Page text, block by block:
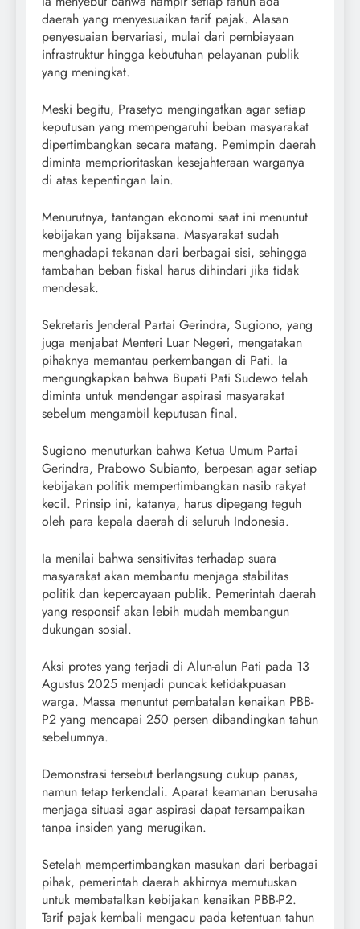
daerah yang menyesuaikan tarif pajak. Alasan
penyesuaian bervariasi, mulai dari pembiayaan
infrastruktur hingga kebutuhan pelayanan publik
yang meningkat.
Meski begitu, Prasetyo mengingatkan agar setiap
keputusan yang mempengaruhi beban masyarakat
dipertimbangkan secara matang. Pemimpin daerah
diminta memprioritaskan kesejahteraan warganya
di atas kepentingan lain.
Menurutnya, tantangan ekonomi saat ini menuntut
kebijakan yang bijaksana. Masyarakat sudah
menghadapi tekanan dari berbagai sisi, sehingga
tambahan beban fiskal harus dihindari jika tidak
mendesak.
Sekretaris Jenderal Partai Gerindra, Sugiono, yang
juga menjabat Menteri Luar Negeri, mengatakan
pihaknya memantau perkembangan di Pati. Ia
mengungkapkan bahwa Bupati Pati Sudewo telah
diminta untuk mendengar aspirasi masyarakat
sebelum mengambil keputusan final.
Sugiono menuturkan bahwa Ketua Umum Partai
Gerindra, Prabowo Subianto, berpesan agar setiap
kebijakan politik mempertimbangkan nasib rakyat
kecil. Prinsip ini, katanya, harus dipegang teguh
oleh para kepala daerah di seluruh Indonesia.
Ia menilai bahwa sensitivitas terhadap suara
masyarakat akan membantu menjaga stabilitas
politik dan kepercayaan publik. Pemerintah daerah
yang responsif akan lebih mudah membangun
dukungan sosial.
Aksi protes yang terjadi di Alun-alun Pati pada 13
Agustus 2025 menjadi puncak ketidakpuasan
warga. Massa menuntut pembatalan kenaikan PBB-
P2 yang mencapai 250 persen dibandingkan tahun
sebelumnya.
Demonstrasi tersebut berlangsung cukup panas,
namun tetap terkendali. Aparat keamanan berusaha
menjaga situasi agar aspirasi dapat tersampaikan
tanpa insiden yang merugikan.
Setelah mempertimbangkan masukan dari berbagai
pihak, pemerintah daerah akhirnya memutuskan
untuk membatalkan kebijakan kenaikan PBB-P2.
Tarif pajak kembali mengacu pada ketentuan tahun